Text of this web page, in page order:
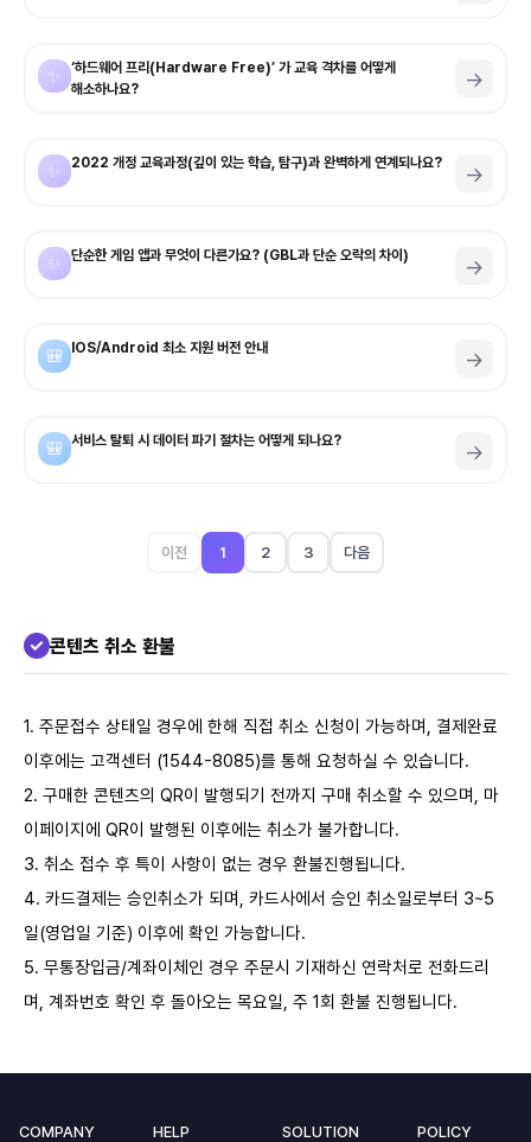
✨
‘하드웨어 프리(Hardware Free)’ 가 교육 격차를 어떻게
해소하나요?
→
✨ 2022 개정 교육과정(깊이 있는 학습, 탐구)과 완벽하게 연계되나요? →
✨ 단순한 게임 앱과 무엇이 다른가요? (GBL과 단순 오락의 차이) →
🎒 IOS/Android 최소 지원 버전 안내 →
🎒 서비스 탈퇴 시 데이터 파기 절차는 어떻게 되나요? →
이전 1 2 3 다음
콘텐츠 취소 환불
1. 주문접수 상태일 경우에 한해 직접 취소 신청이 가능하며, 결제완료
이후에는 고객센터 (1544-8085)를 통해 요청하실 수 있습니다.
2. 구매한 콘텐츠의 QR이 발행되기 전까지 구매 취소할 수 있으며, 마
이페이지에 QR이 발행된 이후에는 취소가 불가합니다.
3. 취소 접수 후 특이 사항이 없는 경우 환불진행됩니다.
4. 카드결제는 승인취소가 되며, 카드사에서 승인 취소일로부터 3~5
일(영업일 기준) 이후에 확인 가능합니다.
5. 무통장입금/계좌이체인 경우 주문시 기재하신 연락처로 전화드리
며, 계좌번호 확인 후 돌아오는 목요일, 주 1회 환불 진행됩니다.
COMPANY HELP SOLUTION POLICY